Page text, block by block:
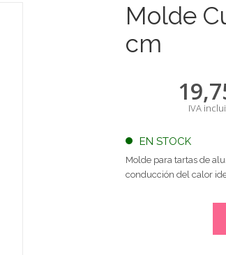
Molde
cm
IVA
EN STOCK
Molde para tartas de
conducción del calor